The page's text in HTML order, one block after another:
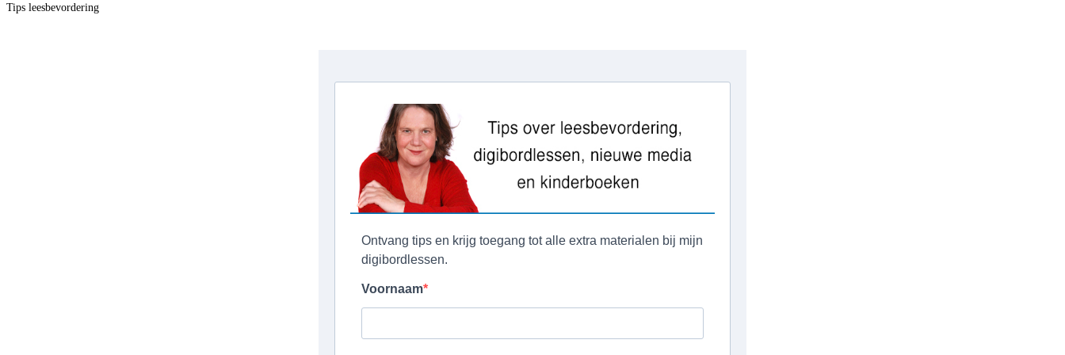
Tips leesbevordering